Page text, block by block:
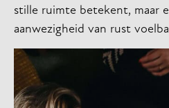
stille ruimte betekent, maar
aanwezigheid van rust